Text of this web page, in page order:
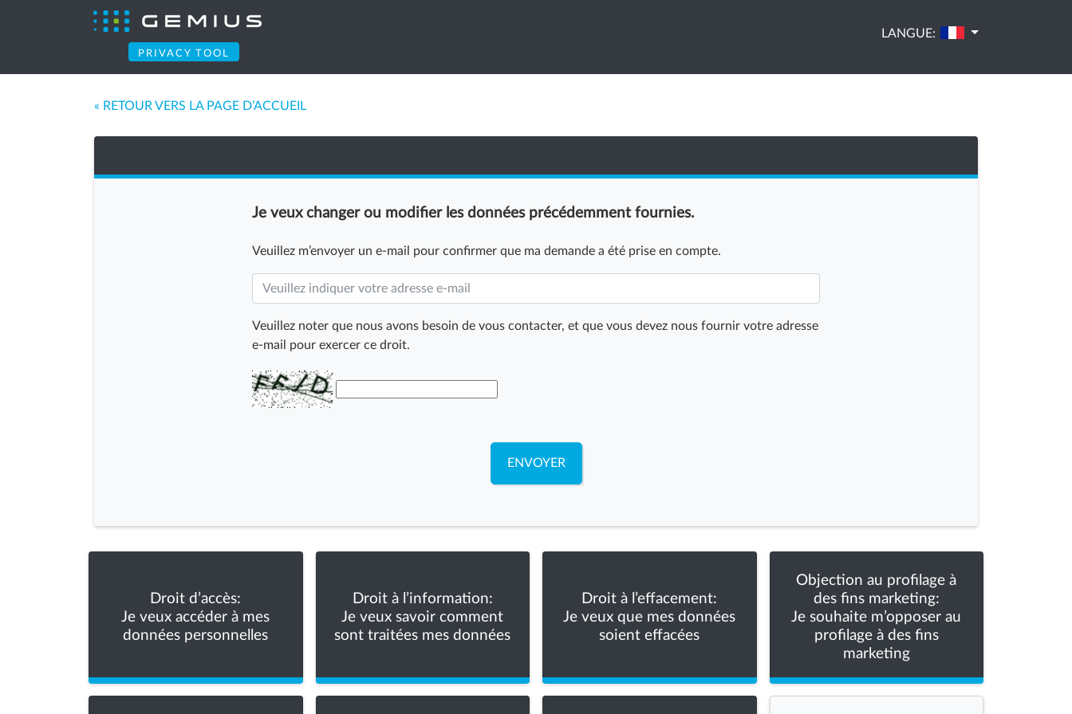
PRIVACY TOOL
LANGUE:
« RETOUR VERS LA PAGE D’ACCUEIL
Je veux changer ou modifier les données précédemment fournies.
Veuillez m’envoyer un e-mail pour confirmer que ma demande a été prise en compte.
Veuillez noter que nous avons besoin de vous contacter, et que vous devez nous fournir votre adresse
e-mail pour exercer ce droit.
ENVOYER
Droit d’accès:
Je veux accéder à mes
données personnelles
Droit à l’information:
Je veux savoir comment
sont traitées mes données
Droit à l’effacement:
Je veux que mes données
soient effacées
Objection au profilage à
des fins marketing:
Je souhaite m’opposer au
profilage à des fins
marketing